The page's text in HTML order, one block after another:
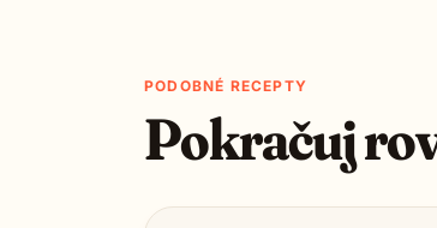
PODOBNÉ RECEPTY
Pokračuj